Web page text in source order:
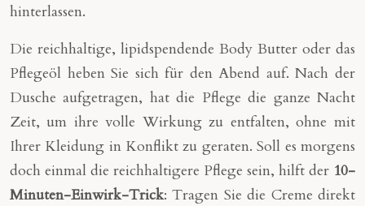
hinterlassen.
Die reichhaltige, lipidspendende Body Butter oder das
Pflegeöl heben Sie sich für den Abend auf. Nach der
Dusche aufgetragen, hat die Pflege die ganze Nacht
Zeit, um ihre volle Wirkung zu entfalten, ohne mit
Ihrer Kleidung in Konflikt zu geraten. Soll es morgens
doch einmal die reichhaltigere Pflege sein, hilft der 10-
Minuten-Einwirk-Trick: Tragen Sie die Creme direkt